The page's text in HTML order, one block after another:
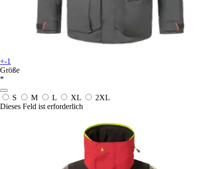
+-1
Größe
*
S M L XL
2XL
Dieses Feld ist erforderlich